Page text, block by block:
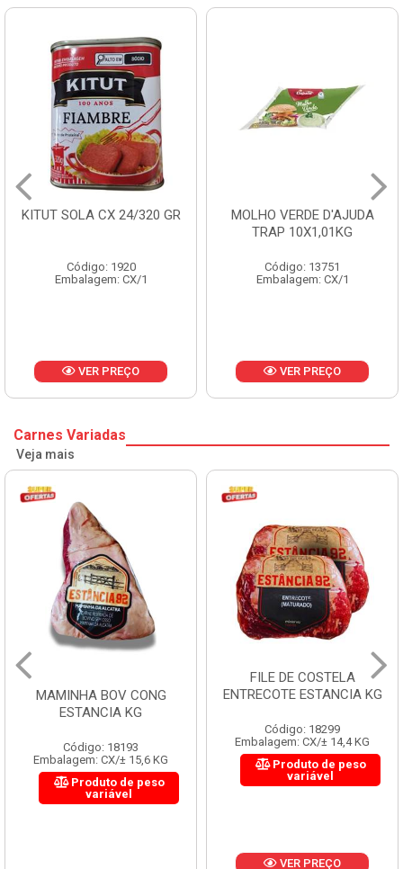
GR
MOLHO VERDE D'AJUDA
Código: 13751
Embalagem: CX/1
VER PREÇO
FRUTAS
CX 10KG
Código: 1785
Embalagem: KG/10
VER PREÇO
Carnes Variadas
Veja mais
MAMINHA BOV CONG
ESTANCIA KG
Código: 18193
Embalagem: CX/± 15,6 KG
Produto de peso
variável
FILE DE COSTELA
ENTRECOTE ESTANCIA KG
Código: 18299
Embalagem: CX/± 14,4 KG
Produto de peso
variável
VER PREÇO